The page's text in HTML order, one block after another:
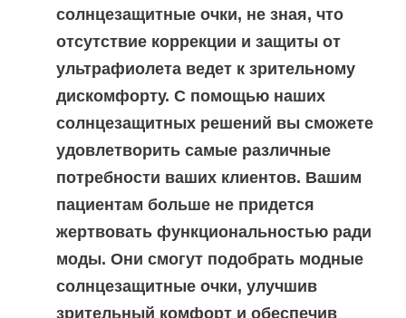
солнцезащитные очки, не зная, что
отсутствие коррекции и защиты от
ультрафиолета ведет к зрительному
дискомфорту. С помощью наших
солнцезащитных решений вы сможете
удовлетворить самые различные
потребности ваших клиентов. Вашим
пациентам больше не придется
жертвовать функциональностью ради
моды. Они смогут подобрать модные
солнцезащитные очки, улучшив
зрительный комфорт и обеспечив